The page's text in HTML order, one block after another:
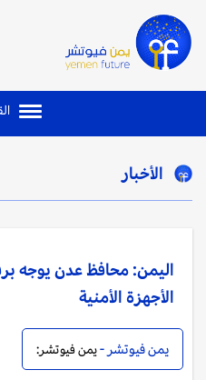
الأخبار
اليمن: محافظ عدن يوجه
الأجهزة الأمنية
يمن فيوتشر -يمن فيوتشر: